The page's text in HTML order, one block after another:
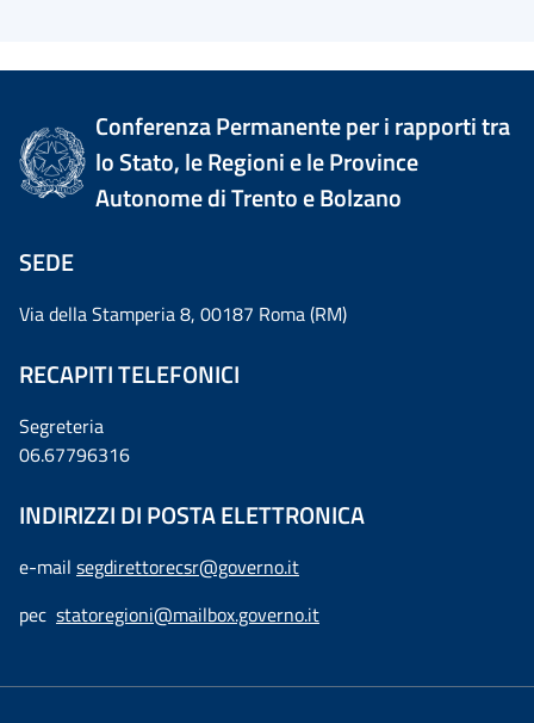
Conferenza Permanente per i rapporti tra
lo Stato, le Regioni e le Province
Autonome di Trento e Bolzano
SEDE
Via della Stamperia 8, 00187 Roma (RM)
RECAPITI TELEFONICI
Segreteria
06.67796316
INDIRIZZI DI POSTA ELETTRONICA
e-mail segdirettorecsr@governo.it
pec statoregioni@mailbox.governo.it